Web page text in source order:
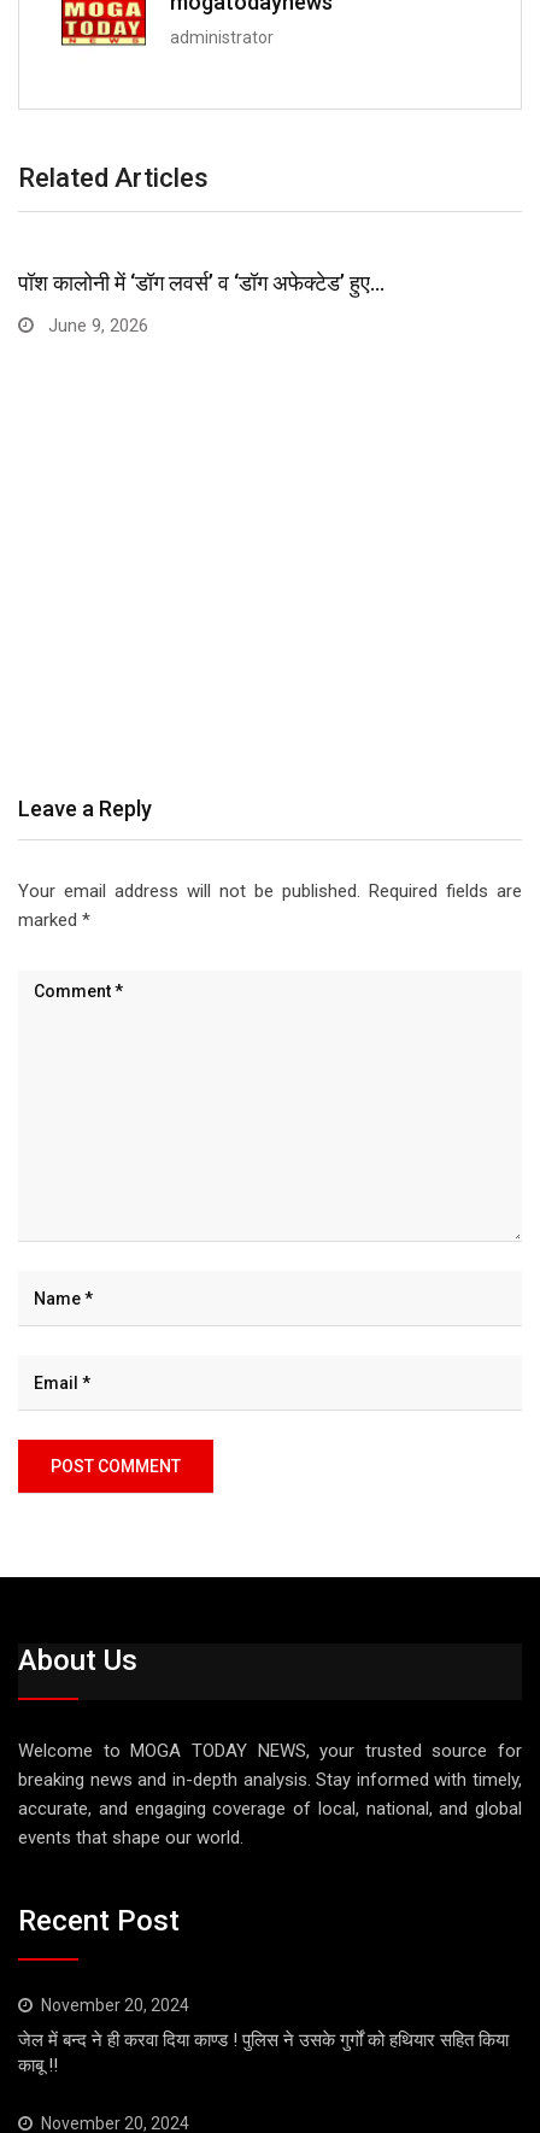
administrator
Related Articles
पॉश कालोनी में ‘डॉग लवर्स’ व ‘डॉग अफेक्टेड’ हुए…
June 9, 2026
Leave a Reply
Your email address will not be published. Required fields are
marked *
About Us
Welcome to MOGA TODAY NEWS, your trusted source for
breaking news and in-depth analysis. Stay informed with timely,
accurate, and engaging coverage of local, national, and global
events that shape our world.
Recent Post
November 20, 2024
जेल में बन्द ने ही करवा दिया काण्ड ! पुलिस ने उसके गुर्गों को हथियार सहित किया
काबू !!
November 20, 2024